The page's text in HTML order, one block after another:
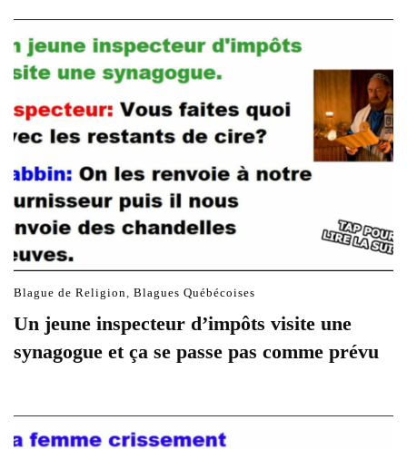
Blague de Religion, Blagues Québécoises
Un jeune inspecteur d’impôts visite une
synagogue et ça se passe pas comme prévu